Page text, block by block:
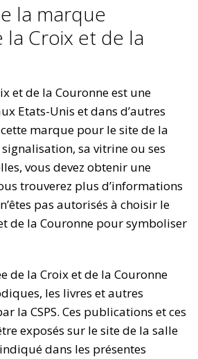
la marque
Croix et de la
et de la Couronne est une
Etats-Unis et dans d’autres
marque pour le site de la
sa vitrine ou ses
vous devez obtenir une
trouverez plus d’informations
pas autorisés à choisir le
de la Couronne pour symboliser
de la Croix et de la Couronne
les livres et autres
la CSPS. Ces publications et ces
exposés sur le site de la salle
dans les présentes